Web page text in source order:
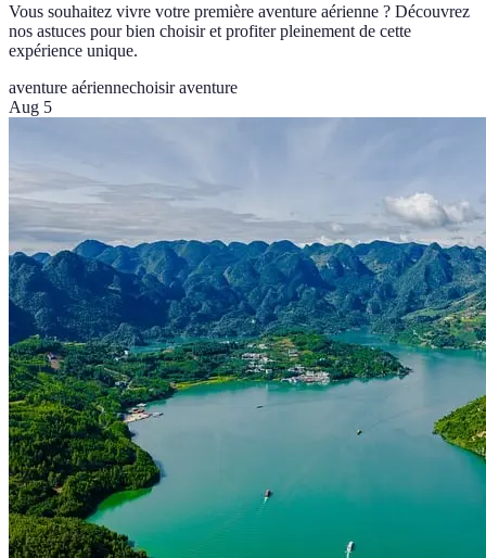
Vous souhaitez vivre votre première aventure aérienne ? Découvrez
nos astuces pour bien choisir et profiter pleinement de cette
expérience unique.
aventure aériennechoisir aventure
Aug 5